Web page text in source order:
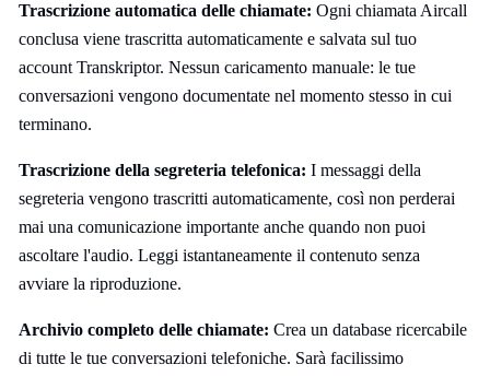
Trascrizione automatica delle chiamate: Ogni chiamata Aircall
conclusa viene trascritta automaticamente e salvata sul tuo
account Transkriptor. Nessun caricamento manuale: le tue
conversazioni vengono documentate nel momento stesso in cui
terminano.
Trascrizione della segreteria telefonica: I messaggi della
segreteria vengono trascritti automaticamente, così non perderai
mai una comunicazione importante anche quando non puoi
ascoltare l'audio. Leggi istantaneamente il contenuto senza
avviare la riproduzione.
Archivio completo delle chiamate: Crea un database ricercabile
di tutte le tue conversazioni telefoniche. Sarà facilissimo